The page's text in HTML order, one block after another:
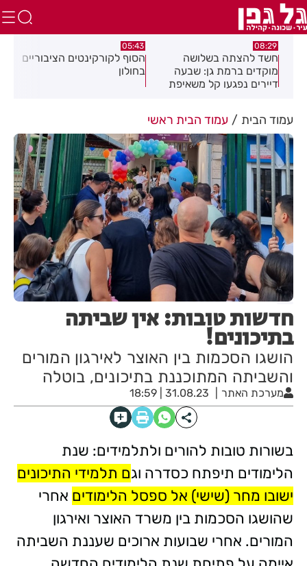
08:29
חשד להצתה בשלושה
מוקדים ברמת גן: שבעה
דיירים נפגעו קל משאיפת
05:43
הסוף לקורקינטים הציבוריים
בחולון
עמוד הבית עמוד הבית ראשי
חדשות טובות: אין שביתה
בתיכונים!
הושגו הסכמות בין האוצר לאירגון המורים
והשביתה המתוכננת בתיכונים, בוטלה
מערכת האתר 31.08.23 | 18:59
בשורות טובות להורים ולתלמידים: שנת
הלימודים תיפתח כסדרה וגם תלמידי התיכונים
ישובו מחר (שישי) אל ספסל הלימודים אחרי
שהושגו הסכמות בין משרד האוצר ואירגון
המורים. אחרי שבועות ארוכים שעננת השביתה